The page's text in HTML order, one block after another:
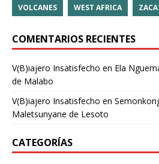
VOLCANES WEST AFRICA
COMENTARIOS RECIENTES
V(B)iajero Insatisfecho en Ela
de Malabo
V(B)iajero Insatisfecho en
Maletsunyane de Lesoto
CATEGORÍAS